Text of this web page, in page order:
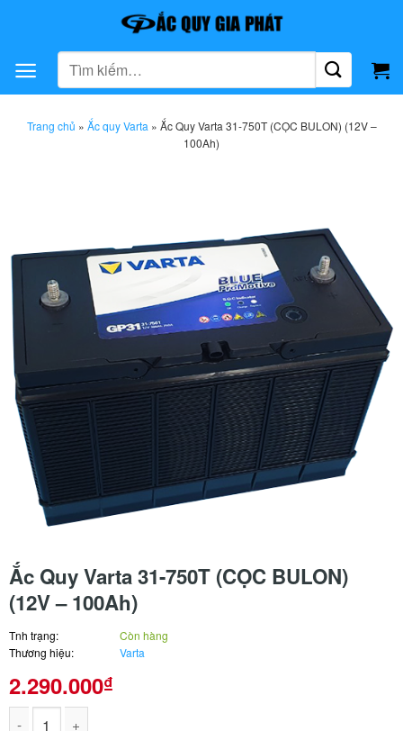
dung
Tìm
kiếm:
Trang chủ » Ắc quy Varta » Ắc Quy Varta 31-750T (CỌC BULON) (12V –
100Ah)
Ắc Quy Varta 31-750T (CỌC BULON)
(12V – 100Ah)
Tnh trạng:
Còn hàng
Thương hiệu:
Varta
2.290.000₫